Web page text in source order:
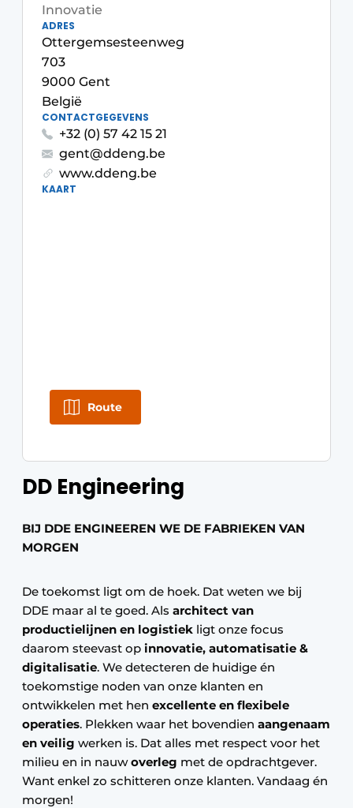
Privacy / Cookie statement
Vacature aanmelden
Vacatures
Video’s
DD Engineering
BIJ DDE ENGINEEREN WE DE FABRIEKEN VAN
MORGEN
De toekomst ligt om de hoek. Dat weten we bij
DDE maar al te goed. Als architect van
productielijnen en logistiek ligt onze focus
daarom steevast op innovatie, automatisatie &
digitalisatie. We detecteren de huidige én
toekomstige noden van onze klanten en
ontwikkelen met hen excellente en flexibele
operaties. Plekken waar het bovendien aangenaam
en veilig werken is. Dat alles met respect voor het
milieu en in nauwoverleg met de opdrachtgever.
Want enkel zo schitteren onze klanten. Vandaag én
morgen!
Innovatie
ADRES
Ottergemsesteenweg
703
9000 Gent
België
CONTACTGEGEVENS
+32 (0) 57 42 15 21
gent@ddeng.be
www.ddeng.be
KAART
Route